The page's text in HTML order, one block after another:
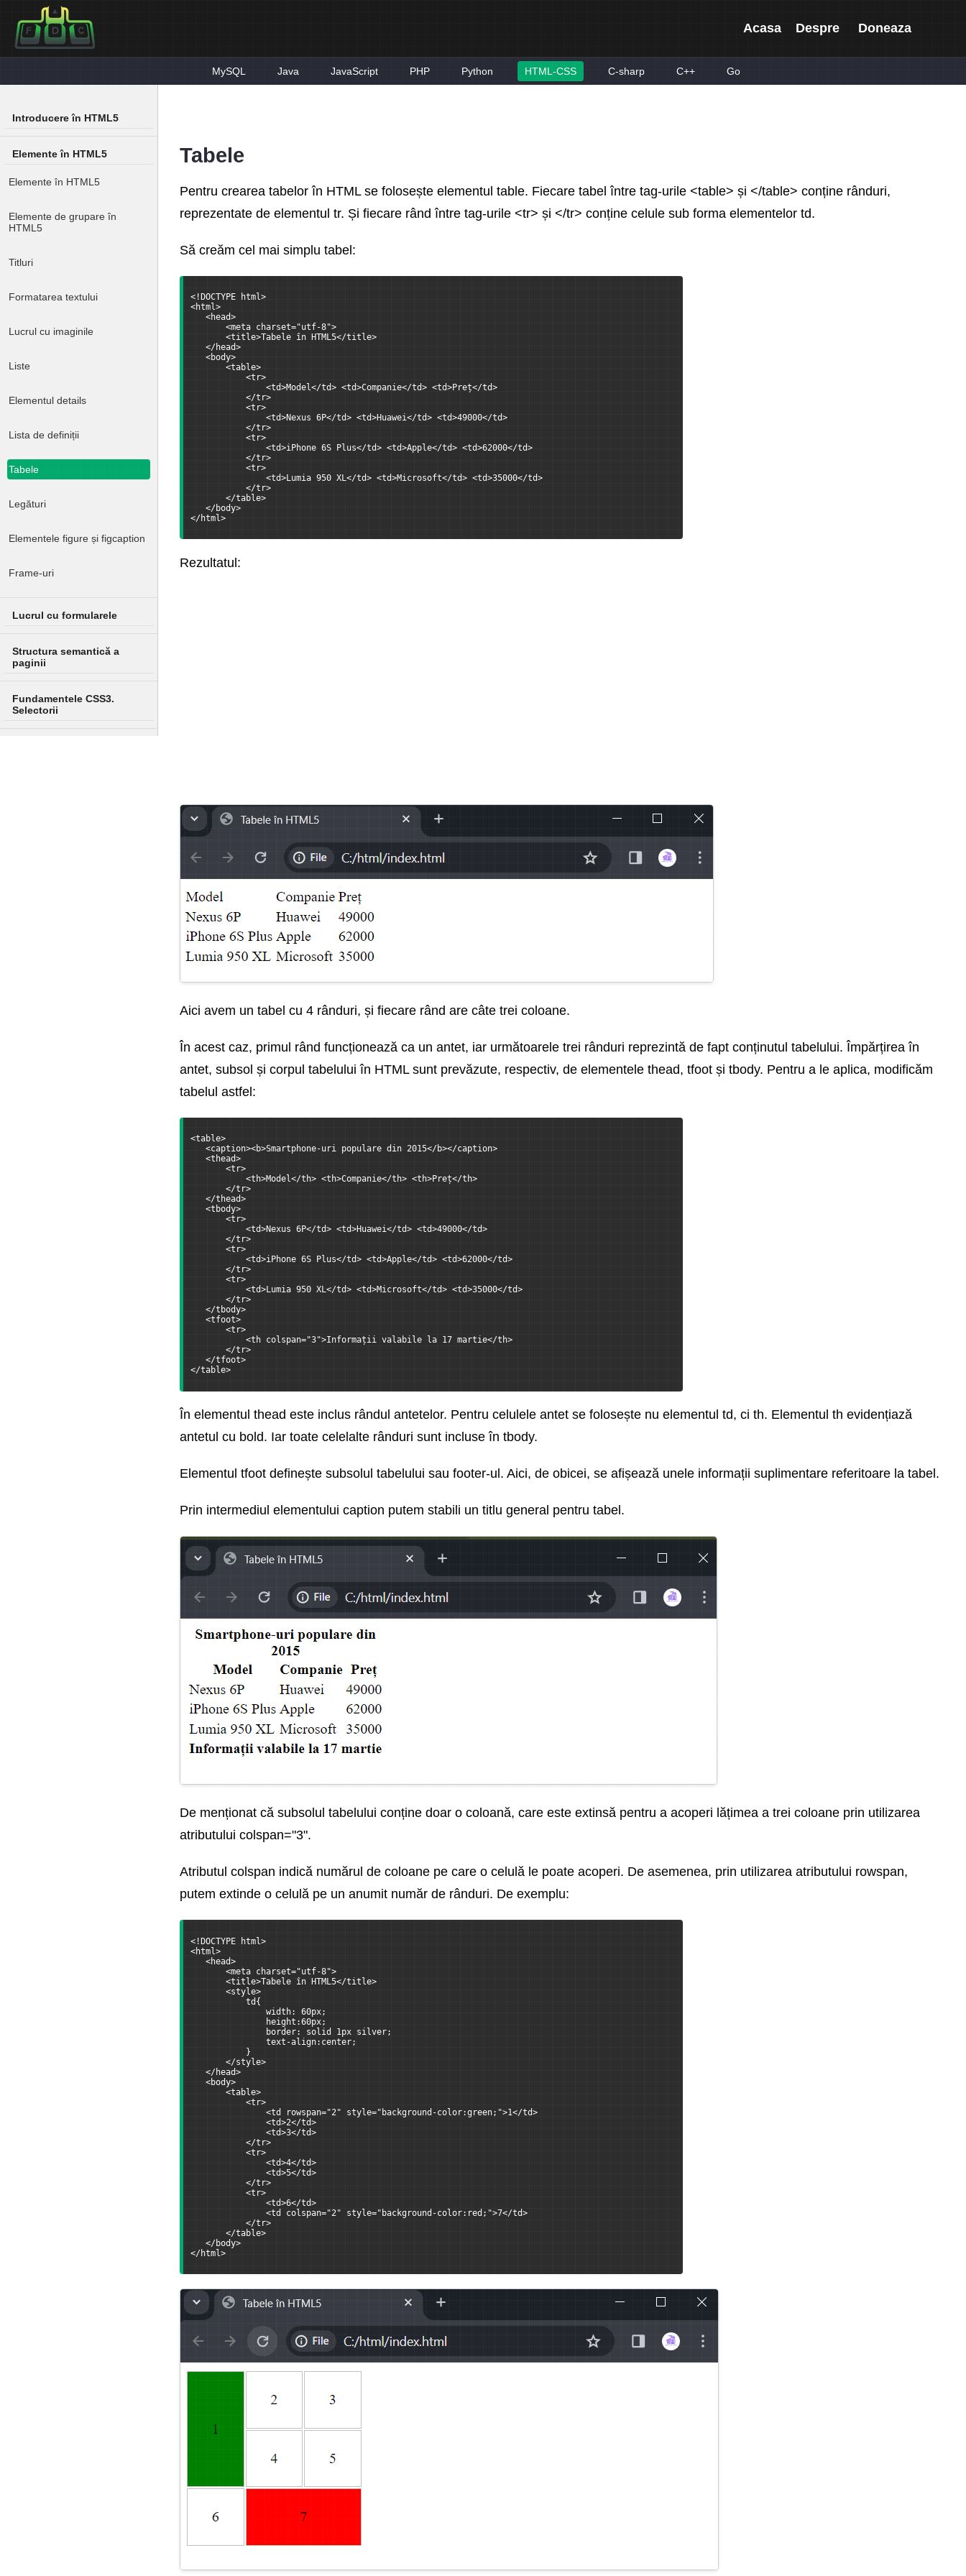
Acasa Despre Doneaza
MySQL Java JavaScript PHP Python HTML-CSS C-sharp C++ Go
Introducere în HTML5
Elemente în HTML5
Elemente în HTML5
Elemente de grupare în
HTML5
Titluri
Formatarea textului
Lucrul cu imaginile
Liste
Elementul details
Lista de definiții
Tabele
Legături
Elementele figure și figcaption
Frame-uri
Lucrul cu formularele
Structura semantică a
paginii
Fundamentele CSS3.
Selectorii
Tabele
Pentru crearea tabelor în HTML se folosește elementul table. Fiecare tabel între tag-urile <table> și </table> conține rânduri,
reprezentate de elementul tr. Și fiecare rând între tag-urile <tr> și </tr> conține celule sub forma elementelor td.
Să creăm cel mai simplu tabel:
<!DOCTYPE html>
<html>
<head>
<meta charset="utf-8">
<title>Tabele în HTML5</title>
</head>
<body>
<table>
<tr>
<td>Model</td> <td>Companie</td> <td>Preț</td>
</tr>
<tr>
<td>Nexus 6P</td> <td>Huawei</td> <td>49000</td>
</tr>
<tr>
<td>iPhone 6S Plus</td> <td>Apple</td> <td>62000</td>
</tr>
<tr>
<td>Lumia 950 XL</td> <td>Microsoft</td> <td>35000</td>
</tr>
</table>
</body>
</html>
Rezultatul:
Aici avem un tabel cu 4 rânduri, și fiecare rând are câte trei coloane.
În acest caz, primul rând funcționează ca un antet, iar următoarele trei rânduri reprezintă de fapt conținutul tabelului. Împărțirea în
antet, subsol și corpul tabelului în HTML sunt prevăzute, respectiv, de elementele thead, tfoot și tbody. Pentru a le aplica, modificăm
tabelul astfel:
<table>
<caption><b>Smartphone-uri populare din 2015</b></caption>
<thead>
<tr>
<th>Model</th> <th>Companie</th> <th>Preț</th>
</tr>
</thead>
<tbody>
<tr>
<td>Nexus 6P</td> <td>Huawei</td> <td>49000</td>
</tr>
<tr>
<td>iPhone 6S Plus</td> <td>Apple</td> <td>62000</td>
</tr>
<tr>
<td>Lumia 950 XL</td> <td>Microsoft</td> <td>35000</td>
</tr>
</tbody>
<tfoot>
<tr>
<th colspan="3">Informații valabile la 17 martie</th>
</tr>
</tfoot>
</table>
În elementul thead este inclus rândul antetelor. Pentru celulele antet se folosește nu elementul td, ci th. Elementul th evidențiază
antetul cu bold. Iar toate celelalte rânduri sunt incluse în tbody.
Elementul tfoot definește subsolul tabelului sau footer-ul. Aici, de obicei, se afișează unele informații suplimentare referitoare la tabel.
Prin intermediul elementului caption putem stabili un titlu general pentru tabel.
De menționat că subsolul tabelului conține doar o coloană, care este extinsă pentru a acoperi lățimea a trei coloane prin utilizarea
atributului colspan="3".
Atributul colspan indică numărul de coloane pe care o celulă le poate acoperi. De asemenea, prin utilizarea atributului rowspan,
putem extinde o celulă pe un anumit număr de rânduri. De exemplu:
<!DOCTYPE html>
<html>
<head>
<meta charset="utf-8">
<title>Tabele în HTML5</title>
<style>
td{
width: 60px;
height:60px;
border: solid 1px silver;
text-align:center;
}
</style>
</head>
<body>
<table>
<tr>
<td rowspan="2" style="background-color:green;">1</td>
<td>2</td>
<td>3</td>
</tr>
<tr>
<td>4</td>
<td>5</td>
</tr>
<tr>
<td>6</td>
<td colspan="2" style="background-color:red;">7</td>
</tr>
</table>
</body>
</html>